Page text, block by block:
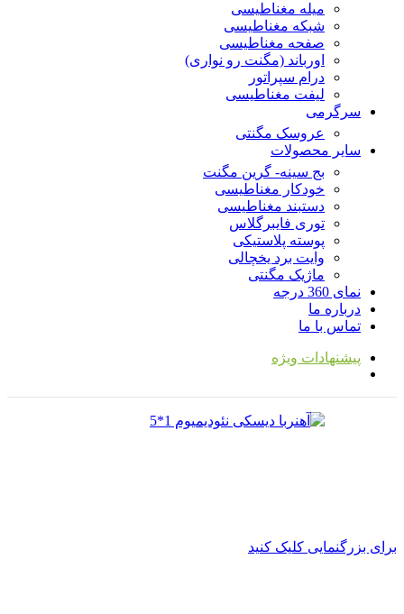
میله مغناطیسی
شبکه مغناطیسی
صفحه مغناطیسی
اورباند (مگنت رو نواری)
درام سپراتور
لیفت مغناطیسی
سرگرمی
عروسک مگنتی
سایر محصولات
بج سینه- گرین مگنت
خودکار مغناطیسی
دستبند مغناطیسی
توری فایبرگلاس
پوسته پلاستیکی
وایت برد یخچالی
ماژیک مگنتی
نمای 360 درجه
درباره ما
تماس با ما
پیشنهادات ویژه
برای بزرگنمایی کلیک کنید